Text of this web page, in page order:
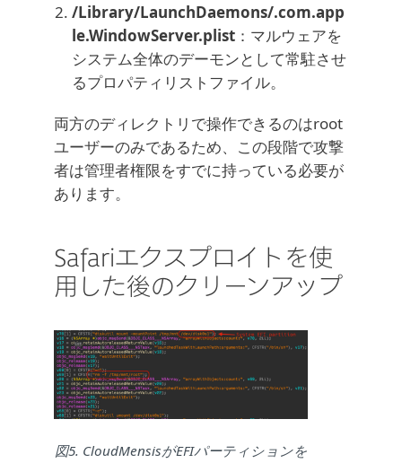
/Library/LaunchDaemons/.com.app
le.WindowServer.plist ：マルウェアを
システム全体のデーモンとして常駐させ
るプロパティリストファイル。
両方のディレクトリで操作できるのはroot
ユーザーのみであるため、この段階で攻撃
者は管理者権限をすでに持っている必要が
あります。
Safariエクスプロイトを使
用した後のクリーンアップ
図5. CloudMensisがEFIパーティションを